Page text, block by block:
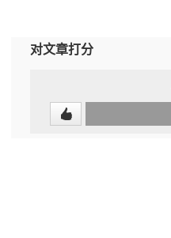
对文章打分